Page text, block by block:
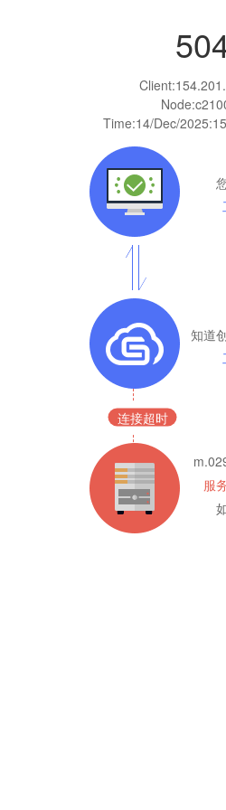
Client:
Time:14/Dec/
知道
连接超时
服